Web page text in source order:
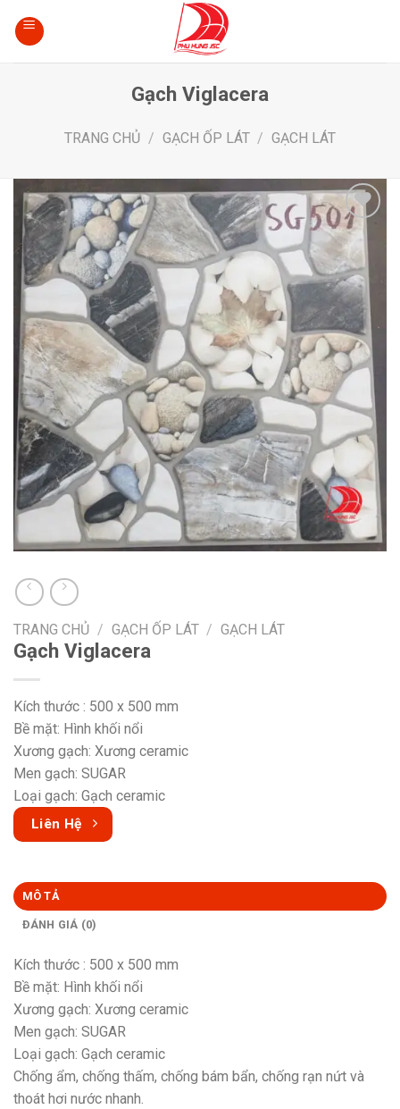
Gạch Viglacera
TRANG CHỦ / GẠCH ỐP LÁT / GẠCH LÁT
Add
to
wishlist
TRANG CHỦ / GẠCH ỐP LÁT / GẠCH LÁT
Gạch Viglacera
Kích thước : 500 x 500 mm
Bề mặt: Hình khối nổi
Xương gạch: Xương ceramic
Men gạch: SUGAR
Loại gạch: Gạch ceramic
Liên Hệ
MÔ TẢ
ĐÁNH GIÁ (0)
Kích thước : 500 x 500 mm
Bề mặt: Hình khối nổi
Xương gạch: Xương ceramic
Men gạch: SUGAR
Loại gạch: Gạch ceramic
Chống ẩm, chống thấm, chống bám bẩn, chống rạn nứt và
thoát hơi nước nhanh.